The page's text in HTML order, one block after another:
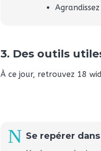
3. Des outils
À ce jour, retrouvez 18
N Se repérer